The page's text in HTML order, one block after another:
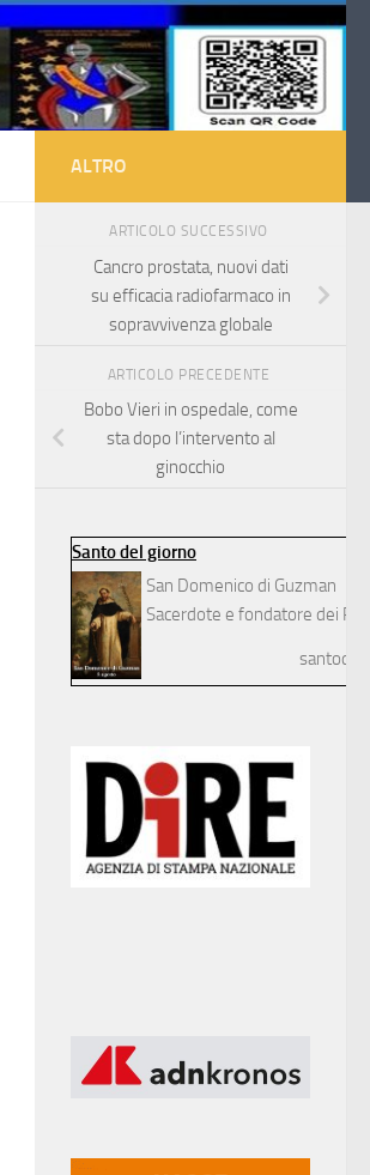
ALTRO
ARTICOLO SUCCESSIVO
Cancro prostata, nuovi dati
su efficacia radiofarmaco in
sopravvivenza globale
ARTICOLO PRECEDENTE
Bobo Vieri in ospedale, come
sta dopo l’intervento al
ginocchio
Santo del giorno
San Domenico di Guzman
Sacerdote e fondatore dei